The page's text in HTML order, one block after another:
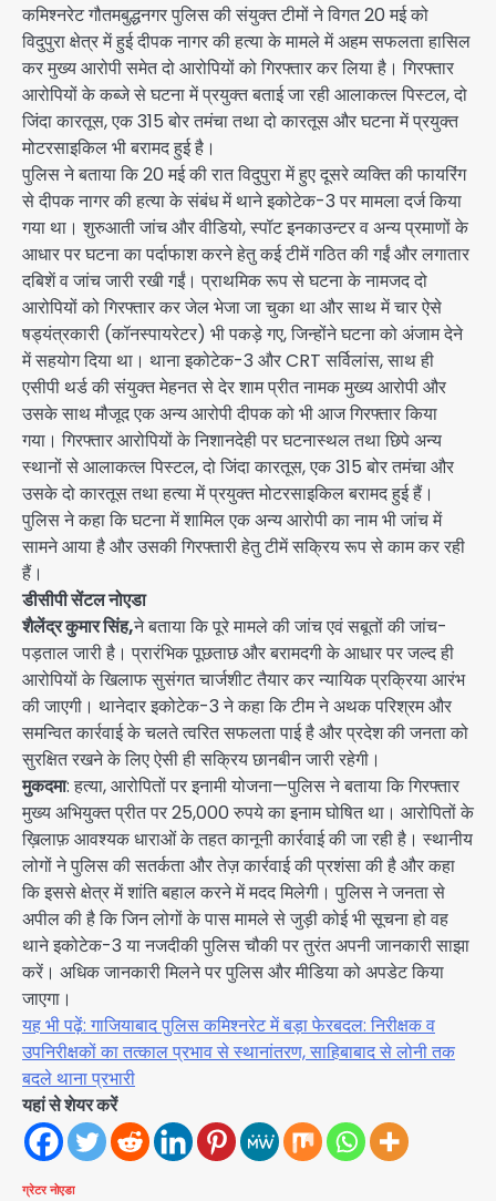
कमिश्नरेट गौतमबुद्धनगर पुलिस की संयुक्त टीमों ने विगत 20 मई को
विदुपुरा क्षेत्र में हुई दीपक नागर की हत्या के मामले में अहम सफलता हासिल
कर मुख्य आरोपी समेत दो आरोपियों को गिरफ्तार कर लिया है। गिरफ्तार
आरोपियों के कब्जे से घटना में प्रयुक्त बताई जा रही आलाकत्ल पिस्टल, दो
जिंदा कारतूस, एक 315 बोर तमंचा तथा दो कारतूस और घटना में प्रयुक्त
मोटरसाइकिल भी बरामद हुई है।
पुलिस ने बताया कि 20 मई की रात विदुपुरा में हुए दूसरे व्यक्ति की फायरिंग
से दीपक नागर की हत्या के संबंध में थाने इकोटेक-3 पर मामला दर्ज किया
गया था। शुरुआती जांच और वीडियो, स्पॉट इनकाउन्टर व अन्य प्रमाणों के
आधार पर घटना का पर्दाफाश करने हेतु कई टीमें गठित की गईं और लगातार
दबिशें व जांच जारी रखी गईं। प्राथमिक रूप से घटना के नामजद दो
आरोपियों को गिरफ्तार कर जेल भेजा जा चुका था और साथ में चार ऐसे
षड्यंत्रकारी (कॉनस्पायरेटर) भी पकड़े गए, जिन्होंने घटना को अंजाम देने
में सहयोग दिया था। थाना इकोटेक-3 और CRT सर्विलांस, साथ ही
एसीपी थर्ड की संयुक्त मेहनत से देर शाम प्रीत नामक मुख्य आरोपी और
उसके साथ मौजूद एक अन्य आरोपी दीपक को भी आज गिरफ्तार किया
गया। गिरफ्तार आरोपियों के निशानदेही पर घटनास्थल तथा छिपे अन्य
स्थानों से आलाकत्ल पिस्टल, दो जिंदा कारतूस, एक 315 बोर तमंचा और
उसके दो कारतूस तथा हत्या में प्रयुक्त मोटरसाइकिल बरामद हुई हैं।
पुलिस ने कहा कि घटना में शामिल एक अन्य आरोपी का नाम भी जांच में
सामने आया है और उसकी गिरफ्तारी हेतु टीमें सक्रिय रूप से काम कर रही
हैं।
डीसीपी सेंटल नोएडा
शैलेंद्र कुमार सिंह,ने बताया कि पूरे मामले की जांच एवं सबूतों की जांच-
पड़ताल जारी है। प्रारंभिक पूछताछ और बरामदगी के आधार पर जल्द ही
आरोपियों के खिलाफ सुसंगत चार्जशीट तैयार कर न्यायिक प्रक्रिया आरंभ
की जाएगी। थानेदार इकोटेक-3 ने कहा कि टीम ने अथक परिश्रम और
समन्वित कार्रवाई के चलते त्वरित सफलता पाई है और प्रदेश की जनता को
सुरक्षित रखने के लिए ऐसी ही सक्रिय छानबीन जारी रहेगी।
मुकदमा: हत्या, आरोपितों पर इनामी योजना—पुलिस ने बताया कि गिरफ्तार
मुख्य अभियुक्त प्रीत पर 25,000 रुपये का इनाम घोषित था। आरोपितों के
ख़िलाफ़ आवश्यक धाराओं के तहत कानूनी कार्रवाई की जा रही है। स्थानीय
लोगों ने पुलिस की सतर्कता और तेज़ कार्रवाई की प्रशंसा की है और कहा
कि इससे क्षेत्र में शांति बहाल करने में मदद मिलेगी। पुलिस ने जनता से
अपील की है कि जिन लोगों के पास मामले से जुड़ी कोई भी सूचना हो वह
थाने इकोटेक-3 या नजदीकी पुलिस चौकी पर तुरंत अपनी जानकारी साझा
करें। अधिक जानकारी मिलने पर पुलिस और मीडिया को अपडेट किया
जाएगा।
यह भी पढ़ें: गाजियाबाद पुलिस कमिश्नरेट में बड़ा फेरबदल: निरीक्षक व
उपनिरीक्षकों का तत्काल प्रभाव से स्थानांतरण, साहिबाबाद से लोनी तक
बदले थाना प्रभारी
यहां से शेयर करें
ग्रेटर नोएडा